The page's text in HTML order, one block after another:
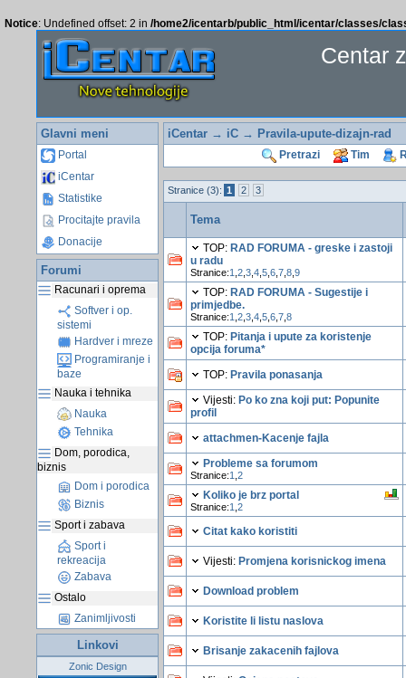
Notice: Undefined offset: 2 in /home2/icentarb/public_html/icentar/classes/
Centar
Glavni meni
Portal
iCentar
Statistike
Procitajte pravila
Donacije
Forumi
Racunari i oprema
Softver i op.
sistemi
Hardver i mreze
Programiranje i
baze
Nauka i tehnika
Nauka
Tehnika
Dom, porodica,
biznis
Dom i porodica
Biznis
Sport i zabava
Sport i
rekreacija
Zabava
Ostalo
Zanimljivosti
Linkovi
Zonic Design
iCentar→ iC→ Pravila-upute-dizajn-rad
Pretrazi Tim
Stranice (3): 1 2 3
Tema
TOP: RAD FORUMA - greske i zastoji
u radu
Stranice:1 2, 3, 4, 5, 6, 7, 8, 9
TOP: RAD FORUMA - Sugestije i
primjedbe.
Stranice:1 2, 3, 4, 5, 6, 7, 8
TOP: Pitanja i upute za koristenje
opcija foruma*
TOP: Pravila ponasanja
Vijesti: Po ko zna koji put: Popunite
profil
attachmen-Kacenje fajla
Probleme sa forumom
Stranice:1 2
Koliko je brz portal
Stranice:1 2
Citat kako koristiti
Vijesti: Promjena korisnickog imena
Download problem
Koristite li listu naslova
Brisanje zakacenih fajlova